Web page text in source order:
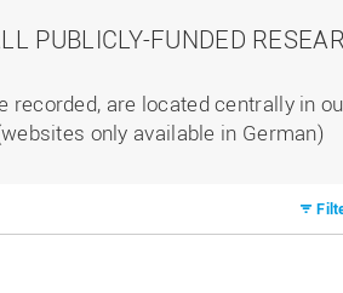
PUBLICLY-FUNDED
are located centrally in
only available in German)